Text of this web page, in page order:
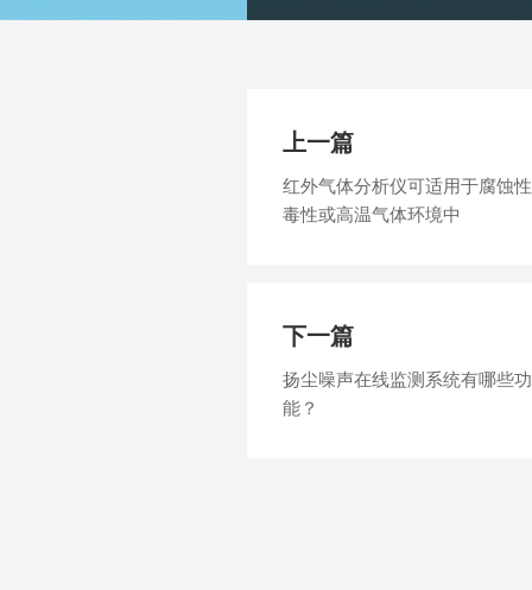
上一篇
红外气体分析仪可适用于腐蚀
毒性或高温气体环境中
下一篇
扬尘噪声在线监测系统有哪些功
能？